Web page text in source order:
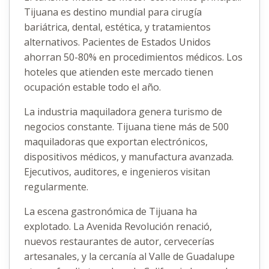
Tijuana es destino mundial para cirugía
bariátrica, dental, estética, y tratamientos
alternativos. Pacientes de Estados Unidos
ahorran 50-80% en procedimientos médicos. Los
hoteles que atienden este mercado tienen
ocupación estable todo el año.
La industria maquiladora genera turismo de
negocios constante. Tijuana tiene más de 500
maquiladoras que exportan electrónicos,
dispositivos médicos, y manufactura avanzada.
Ejecutivos, auditores, e ingenieros visitan
regularmente.
La escena gastronómica de Tijuana ha
explotado. La Avenida Revolución renació,
nuevos restaurantes de autor, cervecerías
artesanales, y la cercanía al Valle de Guadalupe